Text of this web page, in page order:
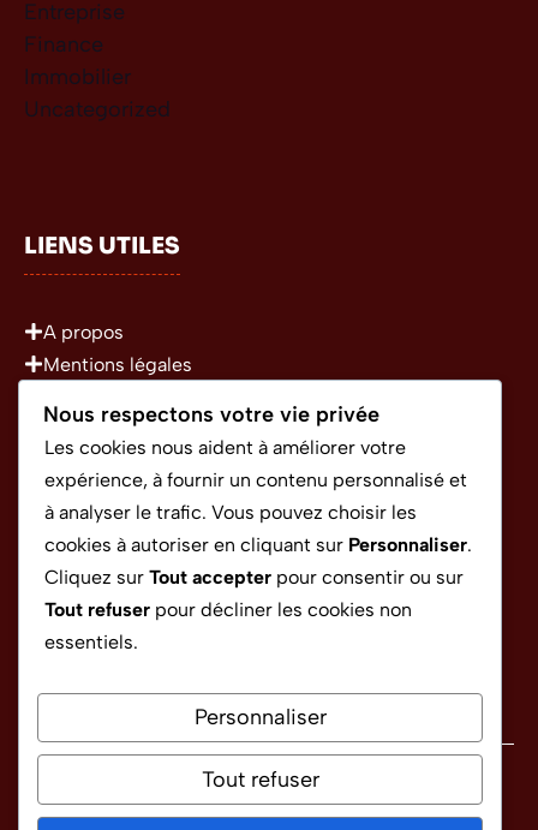
Entreprise
Finance
Immobilier
Uncategorized
LIENS UTILES
A propos
Mentions légales
Conditions Générales d’Utilisation
CONTACT
rapido.sponso@gmail.com
Politique de confidentialité
Nous respectons votre vie privée
Les cookies nous aident à améliorer votre
expérience, à fournir un contenu personnalisé et
à analyser le trafic. Vous pouvez choisir les
cookies à autoriser en cliquant sur Personnaliser.
Cliquez sur Tout accepter pour consentir ou sur
Tout refuser pour décliner les cookies non
essentiels.
Personnaliser
Tout refuser